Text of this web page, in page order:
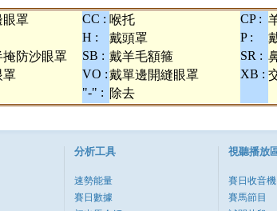
眼罩 CC : 喉托 CP :
H : 戴頭罩 P :
掩防沙眼罩 SB : 戴羊毛額箍 SR :
罩 VO :戴單邊開縫眼罩 XB :
"-" : 除去
分析工具
速勢能量
賽日數據
視聽播放
賽日收音機
賽馬節目